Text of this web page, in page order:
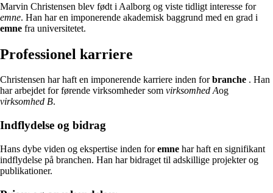
Marvin Christensen blev født i Aalborg og viste tidligt interesse for
emne. Han har en imponerende akademisk baggrund med en grad i
emne fra universitetet.
Professionel karriere
Christensen har haft en imponerende karriere inden forbranche . Han
har arbejdet for førende virksomheder som virksomhed Aog
virksomhed B.
Indflydelse og bidrag
Hans dybe viden og ekspertise inden foremne har haft en signifikant
indflydelse på branchen. Han har bidraget til adskillige projekter og
publikationer.